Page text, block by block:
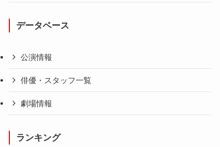
データベース
公演情報
俳優・スタッフ一覧
劇場情報
ランキング